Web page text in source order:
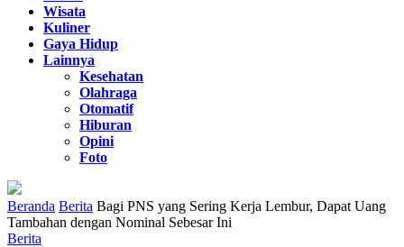
Wisata
Kuliner
Gaya Hidup
Lainnya
Kesehatan
Olahraga
Otomatif
Hiburan
Opini
Foto
Beranda Berita Bagi PNS yang Sering Kerja Lembur, Dapat Uang
Tambahan dengan Nominal Sebesar Ini
Berita